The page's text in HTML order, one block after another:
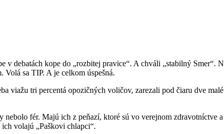
debatách kope do „rozbitej pravice“. A chváli „stabilný Smer“.
sa TIP. A je celkom úspešná.
viažu tri percentá opozičných voličov, zarezali pod čiaru dve
fér. Majú ich z peňazí, ktoré sú vo verejnom zdravotníctve
volajú „Paškovi chlapci“.